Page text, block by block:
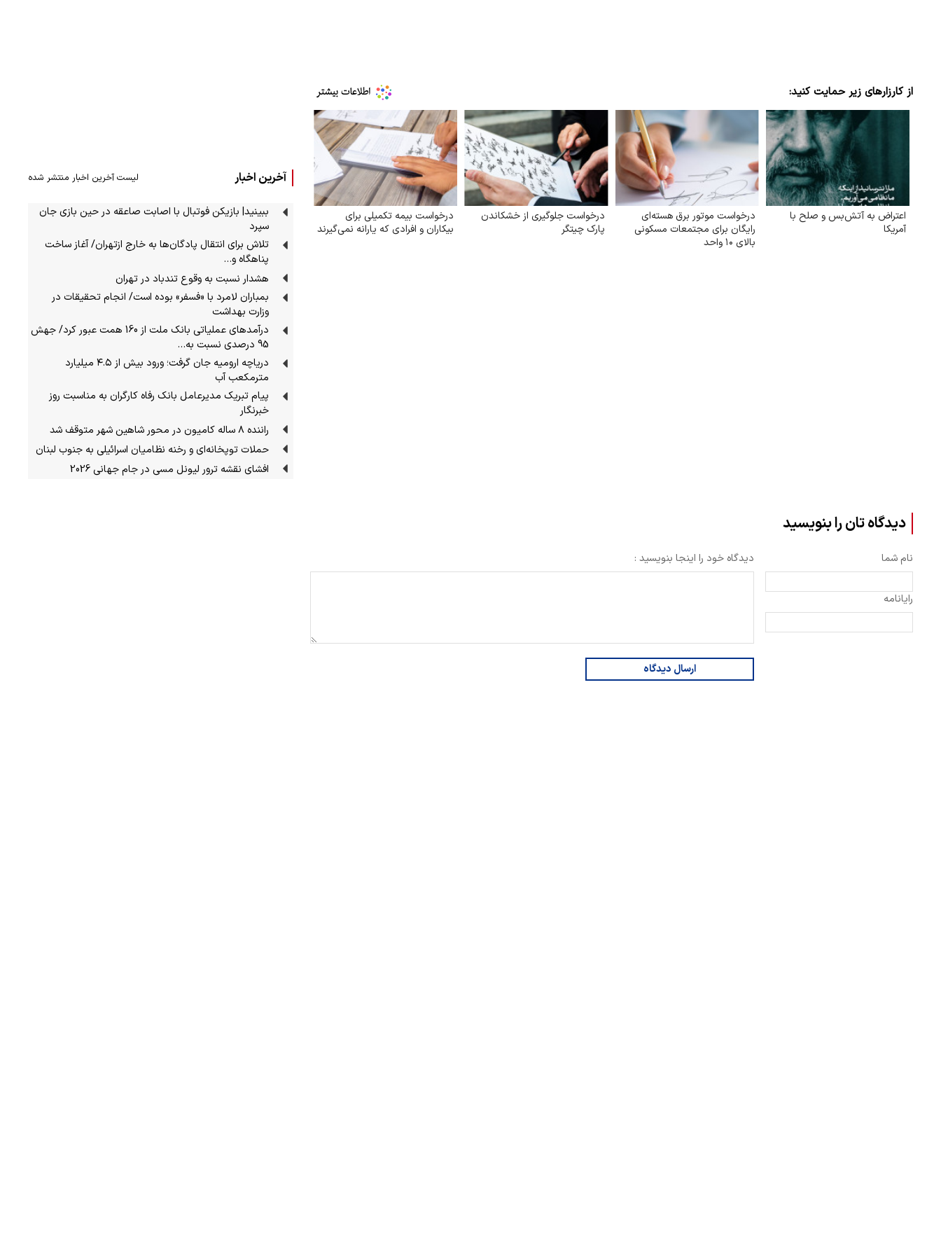
از کارزارهای زیر حمایت کنید:
اعتراض به آتش‌بس و صلح با
آمریکا
درخواست موتور برق هسته‌ای
رایگان برای مجتمعات مسکونی
بالای ۱۰ واحد
درخواست جلوگیری از خشکاندن
پارک چیتگر
درخواست بیمه تکمیلی برای
بیکاران و افرادی که یارانه نمی‌گیرند
دیدگاه تان را بنویسید
نام شما
رایانامه
دیدگاه خود را اینجا بنویسید :
ارسال دیدگاه
آخرین اخبار لیست آخرین اخبار منتشر شده
ببینید| بازیکن فوتبال با اصابت صاعقه در حین بازی جان
سپرد
تلاش برای انتقال پادگان‌ها به خارج ازتهران/ آغاز ساخت
پناهگاه و…
هشدار نسبت به وقوع تندباد در تهران
بمباران لامرد با «فسفر» بوده است/ انجام تحقیقات در
وزارت بهداشت
درآمدهای عملیاتی بانک ملت از 160 همت عبور کرد/ جهش
95 درصدی نسبت به…
دریاچه ارومیه جان گرفت؛ ورود بیش از ۴.۵ میلیارد
مترمکعب آب
پیام تبریک مدیرعامل بانک رفاه کارگران به مناسبت روز
خبرنگار
راننده ۸ ساله کامیون در محور شاهین شهر متوقف شد
حملات توپخانه‌ای و رخنه نظامیان اسرائیلی به جنوب لبنان
افشای نقشه ترور لیونل مسی در جام جهانی 2026